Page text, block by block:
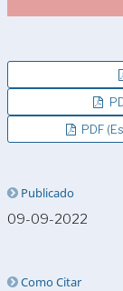
PDF
Publicado
09-09-2022
Como Citar